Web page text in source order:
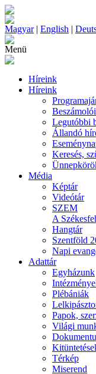
Magyar| English |
Menü
Híreink
Híreink
Legutóbbi
Állandó
Keresés,
Média
Képtár
Videótár
SZEM
A
Hangtár
Szentföld
Napi
Adattár
Egyházunk
Plébániák
Papok,
Világi
Térkép
Miserend